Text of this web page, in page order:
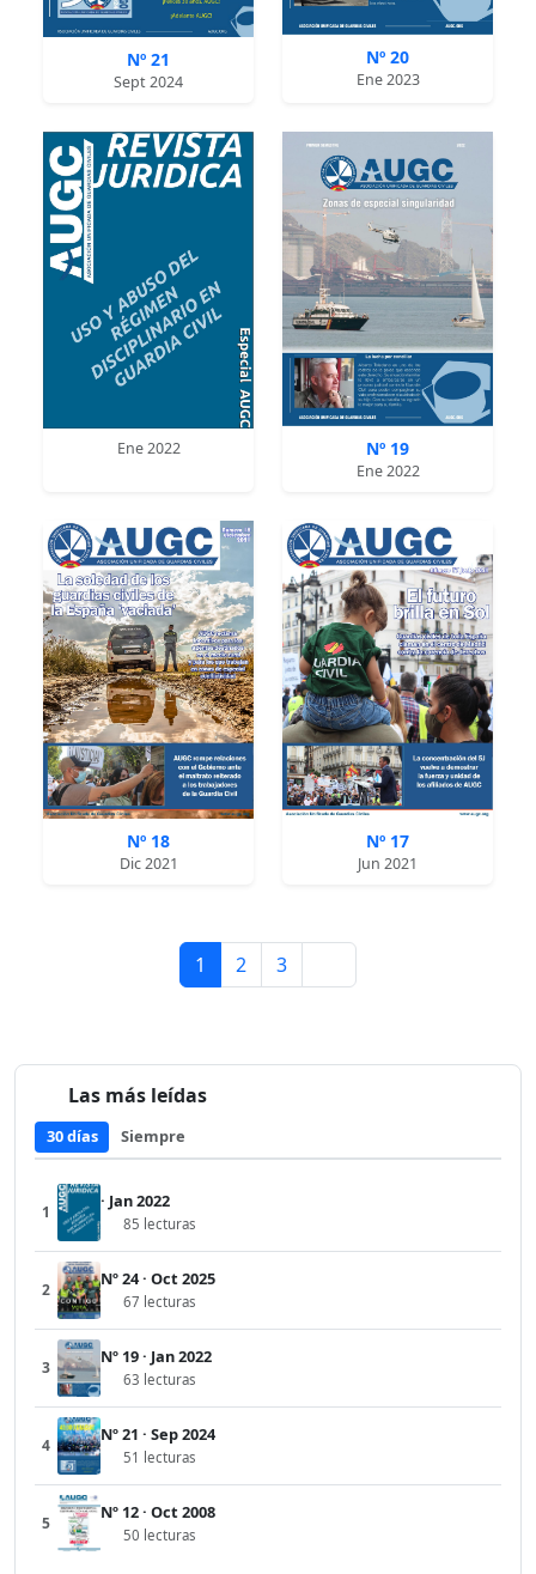
Nº 21
Sept 2024
Nº 20
Ene 2023
Ene 2022 Nº 19
Ene 2022
Nº 18
Dic 2021
Nº 17
Jun 2021
1 2 3
Las más leídas
30 días Siempre
1
· Jan 2022
85 lecturas
2
Nº 24 · Oct 2025
67 lecturas
3
Nº 19 · Jan 2022
63 lecturas
4
Nº 21 · Sep 2024
51 lecturas
5
Nº 12 · Oct 2008
50 lecturas